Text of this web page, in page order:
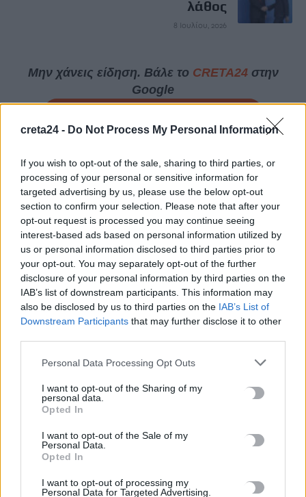
creta24 - Do Not Process My Personal Information
If you wish to opt-out of the sale, sharing to third parties, or
processing of your personal or sensitive information for
targeted advertising by us, please use the below opt-out
section to confirm your selection. Please note that after your
opt-out request is processed you may continue seeing
interest-based ads based on personal information utilized by
us or personal information disclosed to third parties prior to
your opt-out. You may separately opt-out of the further
disclosure of your personal information by third parties on the
IAB’s list of downstream participants. This information may
also be disclosed by us to third parties on the IAB’s List of
Downstream Participants that may further disclose it to other
Personal Data Processing Opt Outs
I want to opt-out of the Sharing of my
personal data.
Opted In
I want to opt-out of the Sale of my
Personal Data.
Opted In
I want to opt-out of processing my
Personal Data for Targeted Advertising.
λάθος
8 Ιουλίου, 2026
Μην χάνεις είδηση. Βάλε το CRETA24στην
Google
ΡΟΗ ΕΙΔΗΣΕΩΝ
Θρίλερ σε γραφείο τελετών στο Σικάγο: Βρέθηκαν σε
αποσύνθεση 56 σοροί
8 Αυγούστου, 2026
ΗΠΑ: Συνετρίβη ελικόπτερο που επιχειρούσε σε πυρκαγιά
στη Γιούτα
8 Αυγούστου, 2026
8 Αυγούστου, 2026
Marfin: «Στις φωτογραφίες δεν είναι η εντολέας μου, είχε
κατηγορούμενης
8 Αυγούστου, 2026
Κορυφώνεται η έξοδος των αδειούχων ενόψει